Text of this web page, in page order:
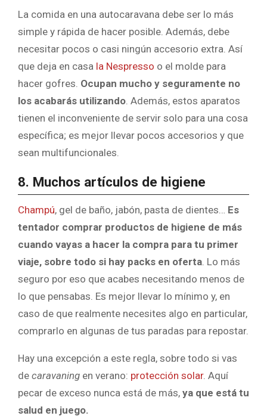
La comida en una autocaravana debe ser lo más
simple y rápida de hacer posible. Además, debe
necesitar pocos o casi ningún accesorio extra. Así
que deja en casa la Nespresso o el molde para
hacer gofres. Ocupan mucho y seguramente no
los acabarás utilizando. Además, estos aparatos
tienen el inconveniente de servir solo para una cosa
específica; es mejor llevar pocos accesorios y que
sean multifuncionales.
8. Muchos artículos de higiene
Champú, gel de baño, jabón, pasta de dientes… Es
tentador comprar productos de higiene de más
cuando vayas a hacer la compra para tu primer
viaje, sobre todo si hay packs en oferta. Lo más
seguro por eso que acabes necesitando menos de
lo que pensabas. Es mejor llevar lo mínimo y, en
caso de que realmente necesites algo en particular,
comprarlo en algunas de tus paradas para repostar.
Hay una excepción a este regla, sobre todo si vas
de caravaning en verano: protección solar. Aquí
pecar de exceso nunca está de más, ya que está tu
salud en juego.